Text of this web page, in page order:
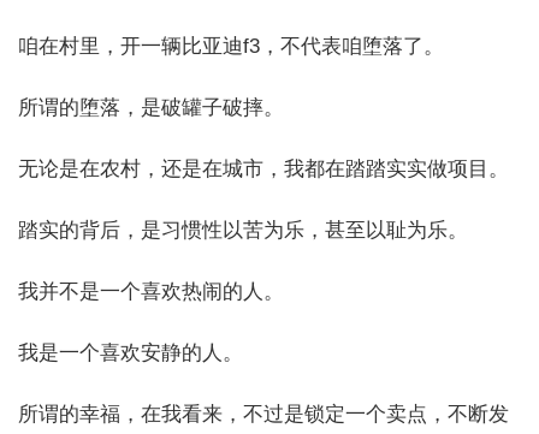
咱在村里，开一辆比亚迪f3，不代表咱堕落了。
所谓的堕落，是破罐子破摔。
无论是在农村，还是在城市，我都在踏踏实实做项目。
踏实的背后，是习惯性以苦为乐，甚至以耻为乐。
我并不是一个喜欢热闹的人。
我是一个喜欢安静的人。
所谓的幸福，在我看来，不过是锁定一个卖点，不断发